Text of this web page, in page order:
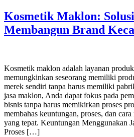
Kosmetik Maklon:
Membangun Brand
Kosmetik maklon adalah layanan
memungkinkan seseorang memiliki
merek sendiri tanpa harus memiliki
jasa maklon, Anda dapat fokus pada
bisnis tanpa harus memikirkan proses
membahas keuntungan, proses, dan
yang tepat. Keuntungan Menggunakan
Proses […]